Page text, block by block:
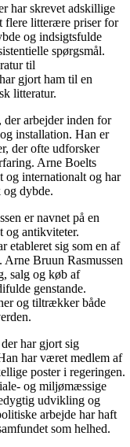
har skrevet adskillige
flere litterære priser for
og indsigtsfulde
spørgsmål.
til
gjort ham til en
litteratur.
arbejder inden for
installation. Han er
der ofte udforsker
Arne Boelts
internationalt og har
og dybde.
er navnet på en
og antikviteter.
etableret sig som en af
Bruun Rasmussen
salg og køb af
genstande.
og tiltrækker både
har gjort sig
har været medlem af
poster i regeringen.
og miljømæssige
udvikling og
arbejde har haft
som helhed.